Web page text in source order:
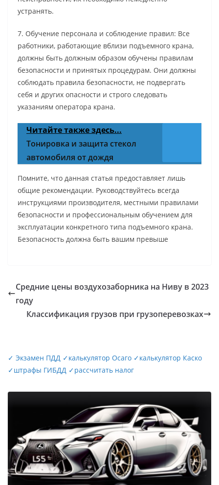
устранять.
7. Обучение персонала и соблюдение правил: Все
работники, работающие вблизи подъемного крана,
должны быть должным образом обучены правилам
безопасности и принятых процедурам. Они должны
соблюдать правила безопасности, не подвергать
себя и других опасности и строго следовать
указаниям оператора крана.
Читайте также здесь...
Тонировка и защита стекол
автомобиля от дождя
Помните, что данная статья предоставляет лишь
общие рекомендации. Руководствуйтесь всегда
инструкциями производителя, местными правилами
безопасности и профессиональным обучением для
эксплуатации конкретного типа подъемного крана.
Безопасность должна быть вашим превыше
Средние цены воздухозаборника на Ниву в 2023
году
Классификация грузов при грузоперевозках
✓ Экзамен ПДД ✓калькулятор Осаго ✓калькулятор Каско
✓штрафы ГИБДД ✓рассчитать налог